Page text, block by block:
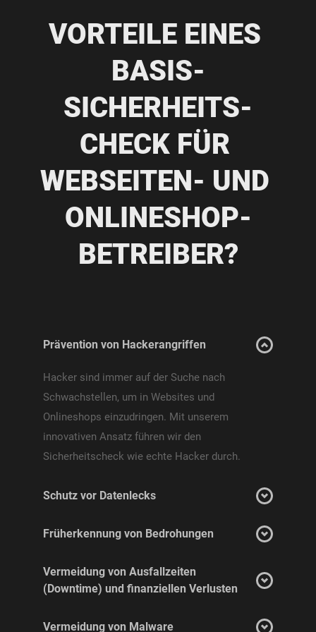
VORTEILE EINES
BASIS-
SICHERHEITS-
CHECK FÜR
WEBSEITEN- UND
ONLINESHOP-
BETREIBER?
Prävention von Hackerangriffen
Hacker sind immer auf der Suche nach
Schwachstellen, um in Websites und
Onlineshops einzudringen. Mit unserem
innovativen Ansatz führen wir den
Sicherheitscheck wie echte Hacker durch.
Schutz vor Datenlecks
In einer Welt, in der persönliche Informationen zu
wir unsere Daten und die unserer Kunden
sorgfältig schützen. Unsere Sicherheitschecks
schaffen ein Gefühl der Sicherheit. Denkt daran,
Früherkennung von Bedrohungen
Durch regelmäßige Sicherheits-Checks können
potenzielle Bedrohungen frühzeitig erkannt und
Sicherheitsproblemen eskalieren.
Vermeidung von Ausfallzeiten
(Downtime) und finanziellen Verlusten
Ein erfolgreicher Cyberangriff kann zu
Vermeidung von Malware